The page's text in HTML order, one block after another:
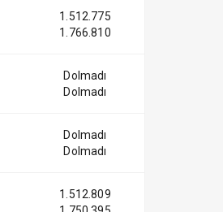
1.512.775
1.766.810
Dolmadı
Dolmadı
Dolmadı
Dolmadı
1.512.809